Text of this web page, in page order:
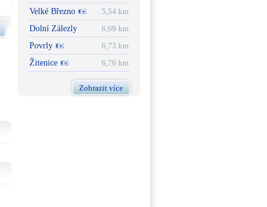
Velké Březno
5,54 km
Dolní Zálezly
6,69 km
Povrly
6,73 km
Žitenice
6,76 km
Zobrazit více